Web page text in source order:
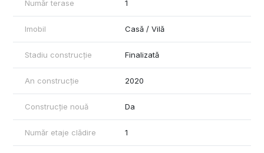
Număr terase 1
Imobil Casă / Vilă
Stadiu construcție Finalizată
An construcție 2020
Construcție nouă Da
Număr etaje clădire 1